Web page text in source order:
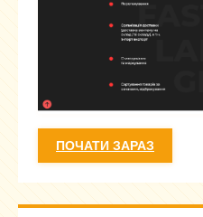
ПОЧАТИ ЗАРАЗ